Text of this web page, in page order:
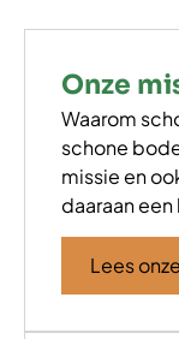
Onze
Waarom
schone
missie en
daaraan
Lees